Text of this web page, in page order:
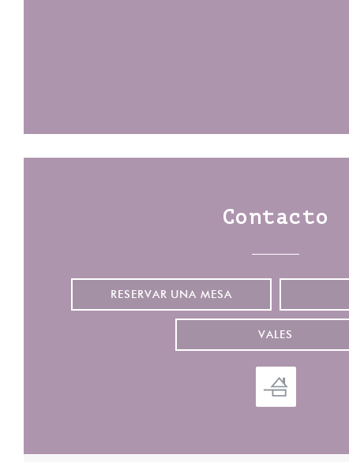
Contacto
RESERVAR UNA MESA
VALES